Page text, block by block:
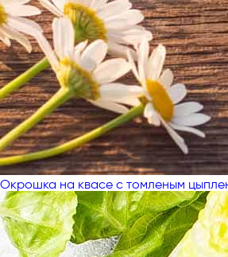
Окрошка на квасе с томленым